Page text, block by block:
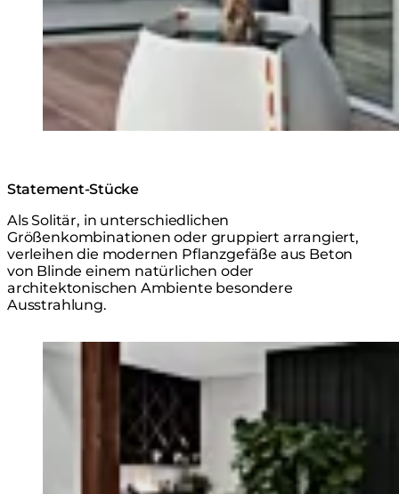
Statement-Stücke
Als Solitär, in unterschiedlichen
Größenkombinationen oder gruppiert arrangiert,
verleihen die modernen Pflanzgefäße aus Beton
von Blinde einem natürlichen oder
architektonischen Ambiente besondere
Ausstrahlung.
Loading image...